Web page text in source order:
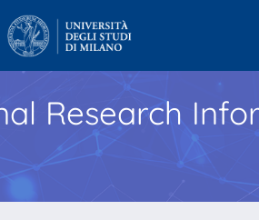
Research